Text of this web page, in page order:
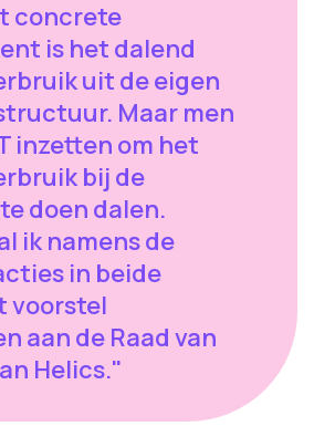
concrete
is het dalend
uit de eigen
Maar men
inzetten om het
bij de
doen dalen.
ik namens de
in beide
voorstel
aan de Raad van
Helics."